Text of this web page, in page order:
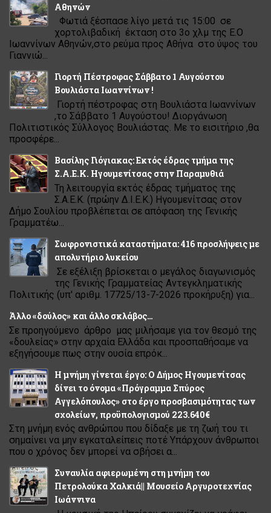
Αθηνών
Φωτιά ξέσπασε λίγο μετά τις 15:00 σε
χορτολιβαδική έκταση στο 3ο χλμ της Ε.Ο
Ιωαννίνων Αθηνών,στο ρεύμα προς Αθήνα στο ύψος του
Γιαννιώ...
Γιορτή Πέστροφας Σάββατο 1 Αυγούστου
Βουλιάστα Ιωαννίνων !
Γιορτή πέστροφας στη Βουλιάστα Ιωαννίνων
,το Σάββατο 1 Αυγούστου! Διοργάνωση
Πολιτιστικός Σύλλογος Βουλιάστας. Με το εισιτήριο ,θα
προσφέρε...
Βασίλης Γιόγιακας: Εκτός έδρας τμήμα της
Σ.Α.Ε.Κ. Ηγουμενίτσας στην Παραμυθιά
Τη λειτουργία εκτός έδρας τμήματος της
Σ.Α.Ε.Κ. (πρώην Δ.Ι.Ε.Κ.) Ηγουμενίτσας στον
Δήμο Σουλίου προβλέπεται σε απόφαση της Γενικής
Γραμματέω...
Σωφρονιστικά καταστήματα: 416 προσλήψεις με
απολυτήριο λυκείου
Σε εξέλιξη βρίσκεται ο μεγάλος διαγωνισμός
της Γενικής Γραμματείας Αντεγκληματικής
Πολιτικής (υπ' αριθμ. 17725/13-7-2026 προκήρυξη) για...
Άλλο «δούλος» και άλλο σκλάβος…
Σε προηγούμενο άρθρο μας μιλήσαμε για τον θεσμό της
«δουλείας» στην αρχαία Ελλάδα και προσπαθήσαμε να
εξηγήσουμε πως στην ουσία επρόκ...
Η μνήμη γίνεται έργο: Ο Δήμος Ηγουμενίτσας
δίνει το όνομα «Πρόγραμμα Σπύρος
Αγγελόπουλος» στο έργο προσβασιμότητας των
σχολείων, προϋπολογισμού 223.640€
Στη μνήμη ενός ανθρώπου που δίδαξε με τη ζωή του τι
σημαίνει να μην εγκαταλείπεις ποτέ Υπάρχουν άνθρωποι
που ο χρόνος δεν μπορεί να σβήσει α...
Συναυλία αφιερωμένη στη μνήμη του
Πετρολούκα Χαλκιά|| Μουσείο Αργυροτεχνίας
Ιωάννινα